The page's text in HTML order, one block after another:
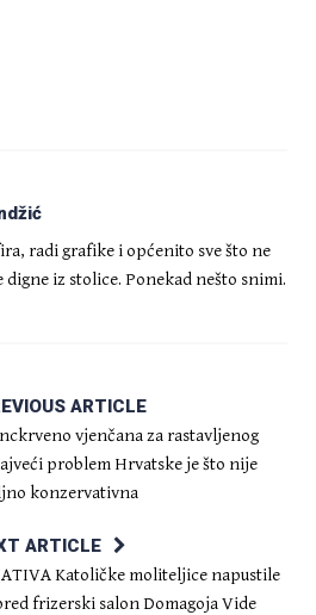
radi grafike i općenito sve što ne
digne iz stolice. Ponekad nešto snimi.
ARTICLE
vjenčana za rastavljenog
problem Hrvatske je što nije
konzervativna
ARTICLE
Katoličke moliteljice napustile
frizerski salon Domagoja Vide